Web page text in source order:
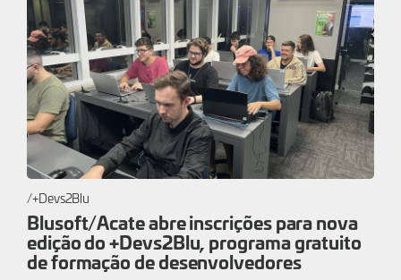
+Devs2Blu
Blusoft/Acate abre inscrições para nova
edição do +Devs2Blu, programa gratuito
de formação de desenvolvedores